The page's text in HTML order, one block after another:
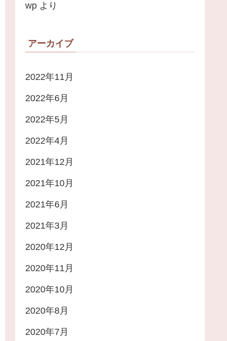
wp より
アーカイブ
2022年11月
2022年6月
2022年5月
2022年4月
2021年12月
2021年10月
2021年6月
2021年3月
2020年12月
2020年11月
2020年10月
2020年8月
2020年7月